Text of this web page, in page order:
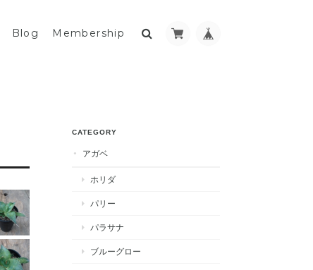
Blog Membership
CATEGORY
アガベ
ホリダ
パリー
パラサナ
ブルーグロー